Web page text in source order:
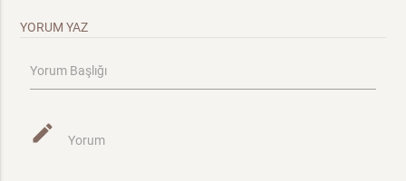
YORUM YAZ
Yorum Başlığı
mode_edit Yorum